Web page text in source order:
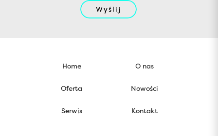
Wyślij
Home O nas
Oferta Nowości
Serwis Kontakt